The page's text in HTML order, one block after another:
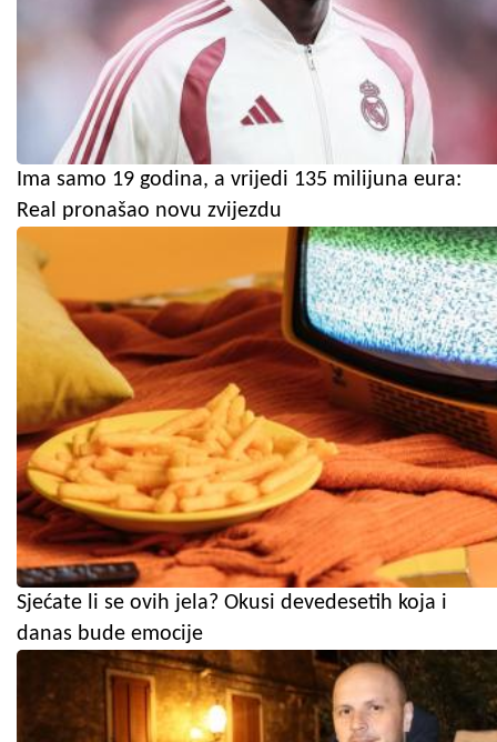
Ima samo 19 godina, a vrijedi 135 milijuna eura:
Real pronašao novu zvijezdu
Sjećate li se ovih jela? Okusi devedesetih koja i
danas bude emocije